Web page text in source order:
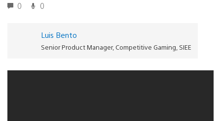
0 0
Luis Bento
Senior Product Manager, Competitive Gaming, SIEE